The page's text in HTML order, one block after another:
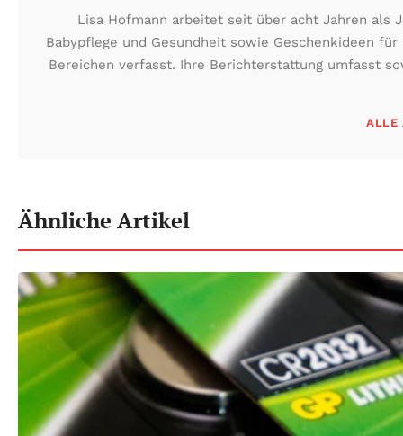
Lisa Hofmann arbeitet seit über acht Jahren als
Babypflege und Gesundheit sowie Geschenkideen
Bereichen verfasst. Ihre Berichterstattung umfasst
ALLE
Ähnliche Artikel